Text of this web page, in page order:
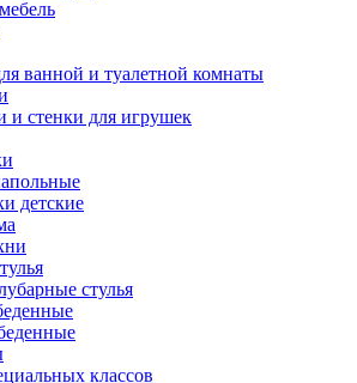
ванной и туалетной комнаты
и стенки для игрушек
детские
стулья
классов